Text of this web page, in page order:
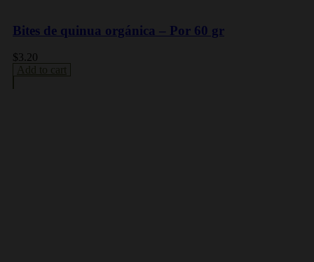
Bites de quinua orgánica – Por 60 gr
$ 3.20
Add to cart